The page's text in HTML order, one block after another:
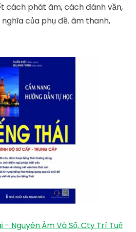
cách phát âm, cách đánh vần,
của phụ đề. âm thanh,
- Nguyên Âm Và Số, Cty Trí Tuệ